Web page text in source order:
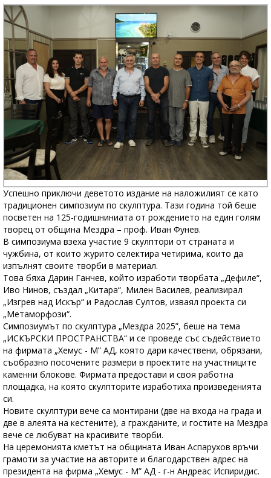
Успешно приключи деветото издание на наложилият се като
традиционен симпозиум по скулптура. Тази година той беше
посветен на 125-годишниниата от рождението на един голям
творец от община Мездра – проф. Иван Фунев.
В симпозиума взеха участие 9 скулптори от страната и
чужбина, от които журито селектира четирима, които да
изпълнят своите творби в материал.
Това бяха Дарин Ганчев, който изработи творбата „Дефиле“,
Иво Нинов, създал „Китара“, Милен Василев, реализирал
„Изгрев над Искър“ и Радослав Султов, изваял проекта си
„Метаморфози“.
Симпозиумът по скулптура „Мездра 2025”, беше на тема
„ИСКЪРСКИ ПРОСТРАНСТВА“ и се проведе със съдействието
на фирмата „Хемус - М” АД, която дари качествени, обрязани,
съобразно посочените размери в проектите на участниците
каменни блокове. Фирмата предостави и своя работна
площадка, на която скулпторите изработиха произведенията
си.
Новите скулптури вече са монтирани (две на входа на града и
две в алеята на кестените), а гражданите, и гостите на Мездра
вече се любуват на красивите творби.
На церемонията кметът на общината Иван Аспарухов връчи
грамоти за участие на авторите и благодарствен адрес на
президента на фирма „Хемус - М” АД - г-н Андреас Испиридис.